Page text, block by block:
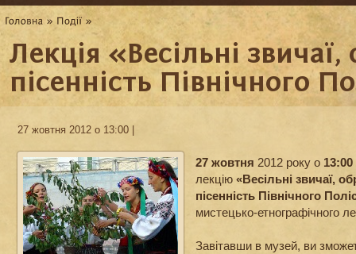
Лекція «Весільні
пісенність Північного
27 жовтня 2012 о 13:00 |
27 жовтня 2012 року о 13:00
лекцію «Весільні звичаї,
пісенність Північного
мистецько-етнографічного
Завітавши в музей, ви